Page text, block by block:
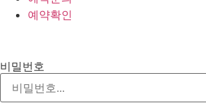
예약확인
비밀번호